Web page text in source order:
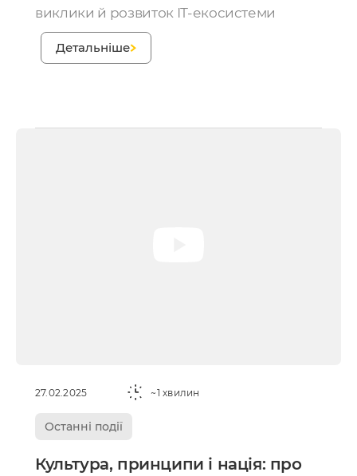
виклики й розвиток ІТ-екосистеми
Детальніше
27.02.2025 ~1 хвилин
Останні події
Культура, принципи і нація: про